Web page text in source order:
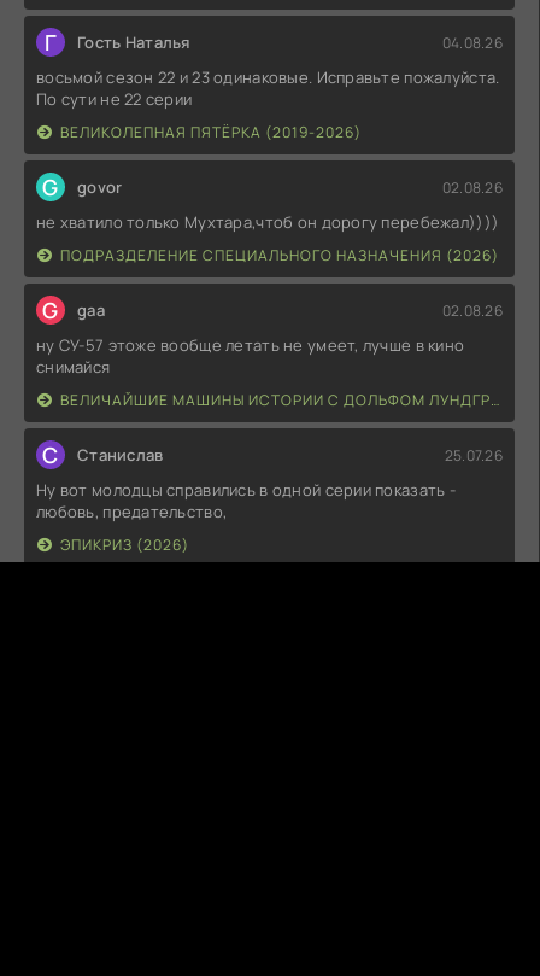
Г Гость Наталья 04.08.26
восьмой сезон 22 и 23 одинаковые. Исправьте пожалуйста.
По сути не 22 серии
ВЕЛИКОЛЕПНАЯ ПЯТЁРКА (2019-2026)
G govor 02.08.26
не хватило только Мухтара,чтоб он дорогу перебежал))))
ПОДРАЗДЕЛЕНИЕ СПЕЦИАЛЬНОГО НАЗНАЧЕНИЯ (2026)
G gaa 02.08.26
ну СУ-57 этоже вообще летать не умеет, лучше в кино
снимайся
ВЕЛИЧАЙШИЕ МАШИНЫ ИСТОРИИ С ДОЛЬФОМ ЛУНДГРЕНОМ (2026)
С Станислав 25.07.26
Ну вот молодцы справились в одной серии показать -
любовь, предательство,
ЭПИКРИЗ (2026)